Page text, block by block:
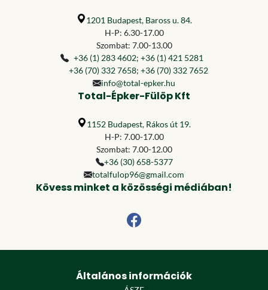
1201 Budapest, Baross u. 84.
H-P: 6.30-17.00
Szombat: 7.00-13.00
+36 (1) 283 4602; +36 (1) 421 5281
+36 (70) 332 7658; +36 (70) 332 7652
info@total-epker.hu
Total-Épker-Fülöp Kft
1152 Budapest, Rákos út 19.
H-P: 7.00-17.00
Szombat: 7.00-12.00
+36 (30) 658-5377
totalfulop96@gmail.com
Kövess minket a közösségi médiában!
Általános információk